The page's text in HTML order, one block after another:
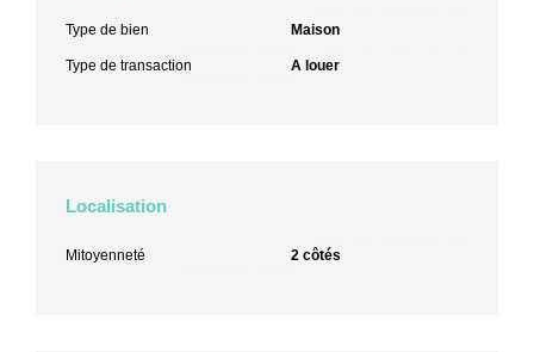
Type de bien Maison
Type de transaction A louer
Localisation
Mitoyenneté 2 côtés